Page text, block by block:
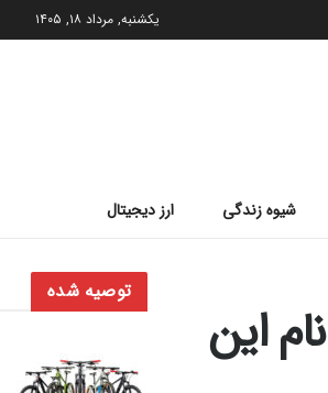
یکشنبه, مرداد ۱۸, ۱۴۰۵
شیوه زندگی ارز دیجیتال
این
توصیه شده